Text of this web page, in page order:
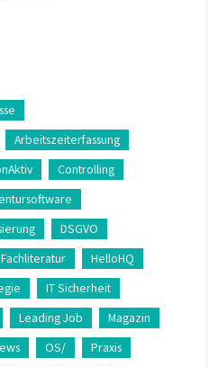
Arbeitszeiterfassung
Controlling
DSGVO
Fachliteratur
HelloHQ
IT Sicherheit
Leading Job
Magazin
OS/
Praxis